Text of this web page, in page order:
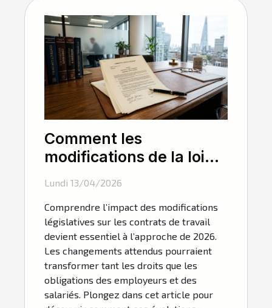
Comment les
modifications de la loi
influencent-elles les
contrats de travail en
2026 ?
Lundi 13/04/2026
Comprendre l’impact des modifications
législatives sur les contrats de travail
devient essentiel à l’approche de 2026.
Les changements attendus pourraient
transformer tant les droits que les
obligations des employeurs et des
salariés. Plongez dans cet article pour